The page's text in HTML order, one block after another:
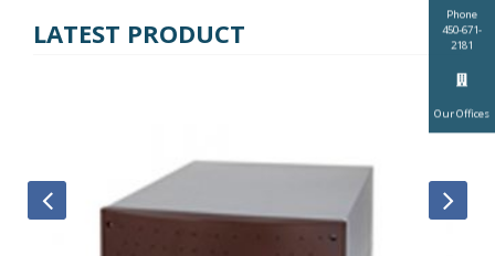
Phone
450-671-
2181
Our Offices
LATEST PRODUCT